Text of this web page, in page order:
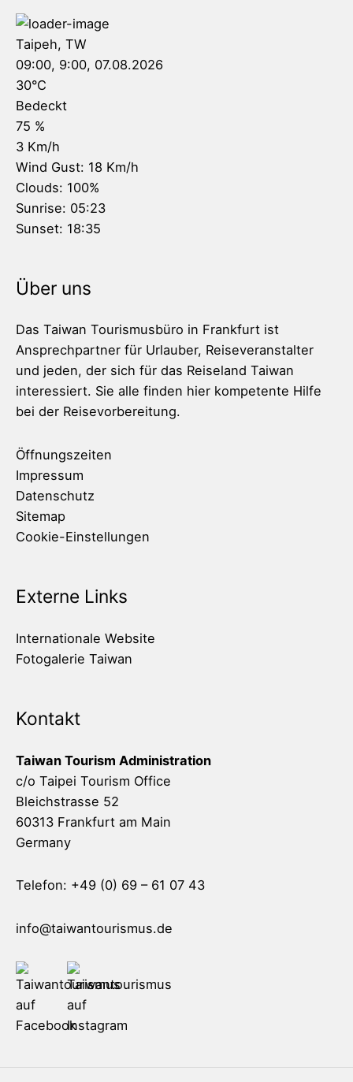
Taipeh, TW
09:00, 9:00, 07.08.2026
30°C
Bedeckt
75 %
3 Km/h
Wind Gust: 18 Km/h
Clouds: 100%
Sunrise: 05:23
Sunset: 18:35
Über uns
Das Taiwan Tourismusbüro in Frankfurt ist
Ansprechpartner für Urlauber, Reiseveranstalter
und jeden, der sich für das Reiseland Taiwan
interessiert. Sie alle finden hier kompetente Hilfe
bei der Reisevorbereitung.
Öffnungszeiten
Impressum
Datenschutz
Sitemap
Cookie-Einstellungen
Externe Links
Internationale Website
Fotogalerie Taiwan
Kontakt
Taiwan Tourism Administration
c/o Taipei Tourism Office
Bleichstrasse 52
60313 Frankfurt am Main
Germany
Telefon: +49 (0) 69 – 61 07 43
info@taiwantourismus.de